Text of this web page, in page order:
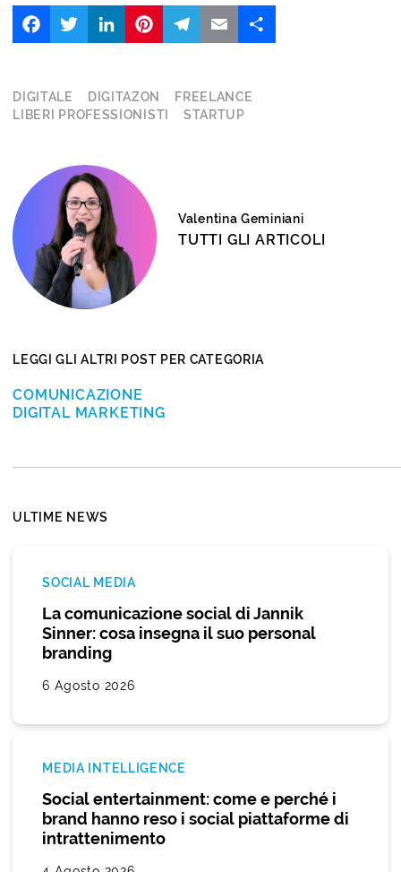
FacebookTwitter LinkedIn
DIGITALE DIGITAZON
FREELANCE
LIBERI PROFESSIONISTI
STARTUP
Valentina Geminiani
TUTTI GLI ARTICOLI
LEGGI GLI ALTRI POST PER CATEGORIA
COMUNICAZIONE
DIGITAL MARKETING
ULTIME NEWS
SOCIAL MEDIA
La comunicazione social di Jannik
Sinner: cosa insegna il suo personal
branding
6 Agosto 2026
MEDIA INTELLIGENCE
Social entertainment: come e perché i
brand hanno reso i social piattaforme di
intrattenimento